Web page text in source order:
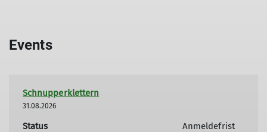
Events
Schnupperklettern
31.08.2026
Status
Anmeldefrist